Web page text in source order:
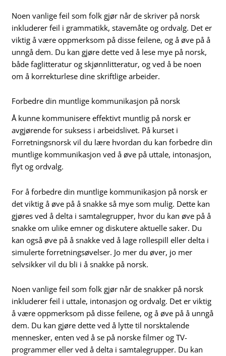
Noen vanlige feil som folk gjør når de skriver på norsk
inkluderer feil i grammatikk, stavemåte og ordvalg. Det er
viktig å være oppmerksom på disse feilene, og å øve på å
unngå dem. Du kan gjøre dette ved å lese mye på norsk,
både faglitteratur og skjønnlitteratur, og ved å be noen
om å korrekturlese dine skriftlige arbeider.
Forbedre din muntlige kommunikasjon på norsk
Å kunne kommunisere effektivt muntlig på norsk er
avgjørende for suksess i arbeidslivet. På kurset i
Forretningsnorsk vil du lære hvordan du kan forbedre din
muntlige kommunikasjon ved å øve på uttale, intonasjon,
flyt og ordvalg.
For å forbedre din muntlige kommunikasjon på norsk er
det viktig å øve på å snakke så mye som mulig. Dette kan
gjøres ved å delta i samtalegrupper, hvor du kan øve på å
snakke om ulike emner og diskutere aktuelle saker. Du
kan også øve på å snakke ved å lage rollespill eller delta i
simulerte forretningsøvelser. Jo mer du øver, jo mer
selvsikker vil du bli i å snakke på norsk.
Noen vanlige feil som folk gjør når de snakker på norsk
inkluderer feil i uttale, intonasjon og ordvalg. Det er viktig
å være oppmerksom på disse feilene, og å øve på å unngå
dem. Du kan gjøre dette ved å lytte til norsktalende
mennesker, enten ved å se på norske filmer og TV-
programmer eller ved å delta i samtalegrupper. Du kan